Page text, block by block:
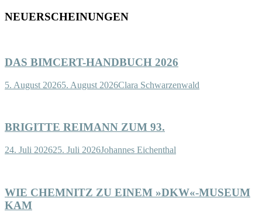
NEUERSCHEINUNGEN
DAS BIMCERT-HANDBUCH 2026
5. August 20265. August 2026Clara Schwarzenwald
BRIGITTE REIMANN ZUM 93.
24. Juli 202625. Juli 2026Johannes Eichenthal
WIE CHEMNITZ ZU EINEM »DKW«-MUSEUM
KAM